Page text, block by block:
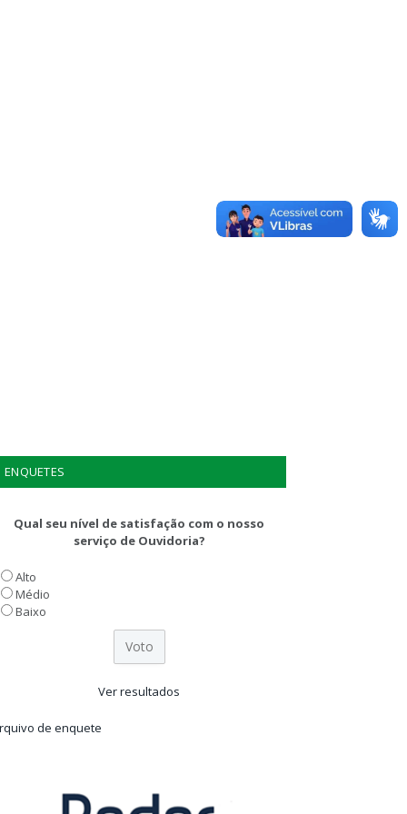
ENQUETES
Qual seu nível de satisfação com o nosso
serviço de Ouvidoria?
Alto
Médio
Baixo
Ver resultados
de enquete